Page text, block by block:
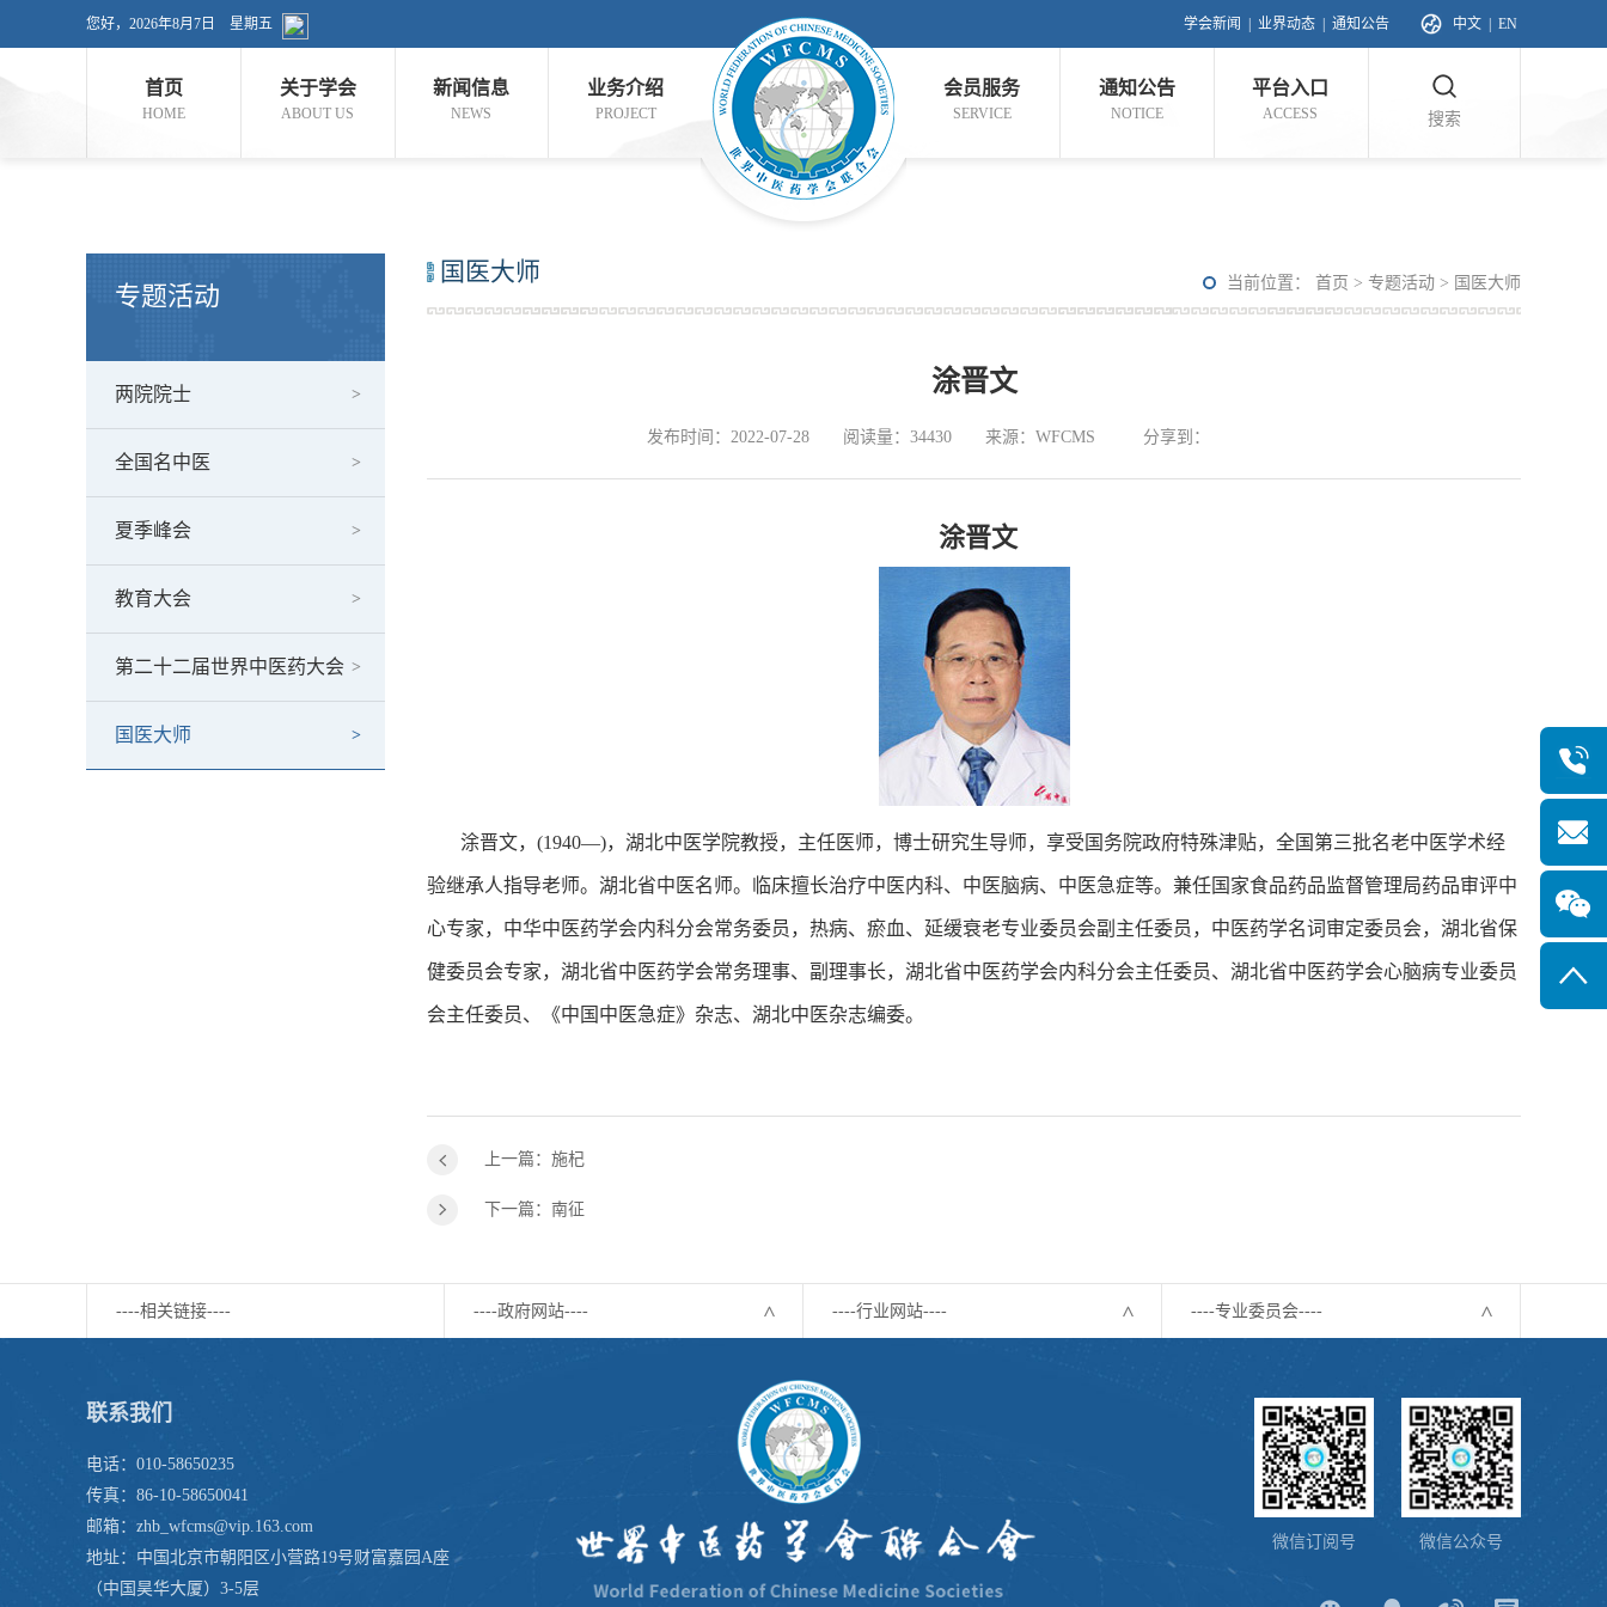
您好， 2026年8月7日 星期五 学会新闻 业界动态 通知公告 中文 EN
首页
HOME
关于学会
ABOUT US
新闻信息
NEWS
业务介绍
PROJECT
会员服务
SERVICE
通知公告
NOTICE
平台入口
ACCESS 搜索
专题活动
两院院士
全国名中医
夏季峰会
教育大会
第二十二届世界中医药大会
国医大师
国医大师 当前位置： 首页 > 专题活动 > 国医大师
涂晋文
发布时间：2022-07-28 阅读量：34430 来源：WFCMS 分享到：
涂晋文
涂晋文，(1940—)，湖北中医学院教授，主任医师，博士研究生导师，享受国务院政府特殊津贴，全国第三批名老中医学术经
验继承人指导老师。湖北省中医名师。临床擅长治疗中医内科、中医脑病、中医急症等。兼任国家食品药品监督管理局药品审评中
心专家，中华中医药学会内科分会常务委员，热病、瘀血、延缓衰老专业委员会副主任委员，中医药学名词审定委员会，湖北省保
健委员会专家，湖北省中医药学会常务理事、副理事长，湖北省中医药学会内科分会主任委员、湖北省中医药学会心脑病专业委员
会主任委员、《中国中医急症》杂志、湖北中医杂志编委。
上一篇：施杞
下一篇：南征
----相关链接---- ----政府网站---- ----行业网站---- ----专业委员会----
联系我们
电话：010-58650235
传真：86-10-58650041
邮箱：zhb_wfcms@vip.163.com
地址：中国北京市朝阳区小营路19号财富嘉园A座
（中国昊华大厦）3-5层
微信订阅号 微信公众号